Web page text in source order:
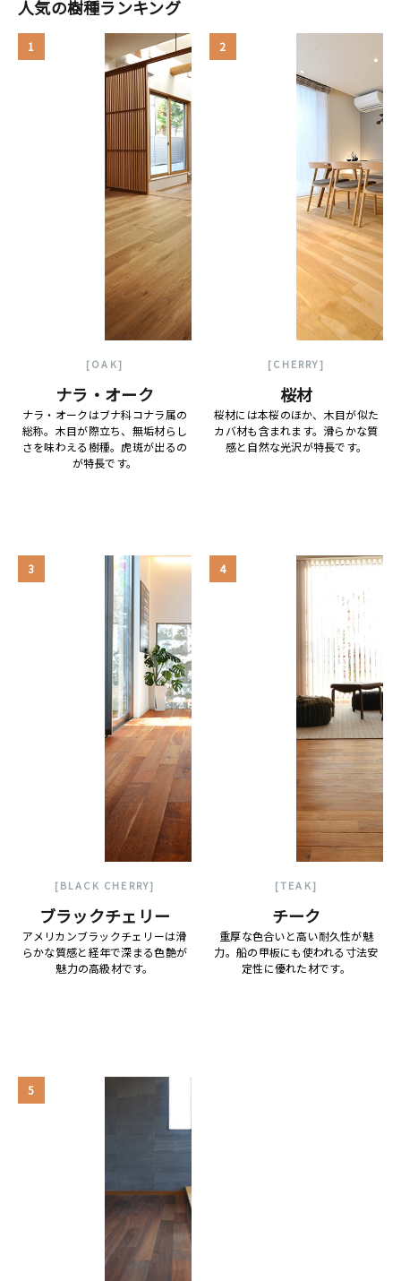
人気の樹種ランキング
1
[OAK]
ナラ・オーク
ナラ・オークはブナ科コナラ属の
総称。木目が際立ち、無垢材らし
さを味わえる樹種。虎斑が出るの
が特長です。
2
[CHERRY]
桜材
桜材には本桜のほか、木目が似た
カバ材も含まれます。滑らかな質
感と自然な光沢が特長です。
3
[BLACK CHERRY]
ブラックチェリー
アメリカンブラックチェリーは滑
らかな質感と経年で深まる色艶が
魅力の高級材です。
4
[TEAK]
チーク
重厚な色合いと高い耐久性が魅
力。船の甲板にも使われる寸法安
定性に優れた材です。
5